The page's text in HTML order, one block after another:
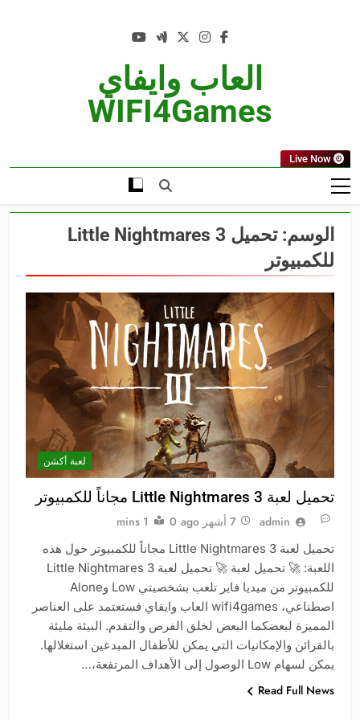
العاب وايفاي
WIFI4Games
Live Now
الوسم:
تحميل Little Nightmares 3
للكمبيوتر
لعبة أكشن
تحميل لعبة Little Nightmares 3 مجاناً للكمبيوتر
admin 7 أشهر ago 0
1 mins
تحميل لعبة Little Nightmares 3 مجاناً للكمبيوتر حول هذه
اللعبة: 🚀 تحميل لعبة 🚀 تحميل لعبة Little Nightmares 3
للكمبيوتر من ميديا فاير تلعب بشخصيتي Low وAlone
اصطناعي، wifi4games العاب وايفاي فستعتمد على العناصر
المميزة لبعضكما البعض لخلق الفرص والتقدم. البيئة مليئة
بالقرائن والإمكانيات التي يمكن للأطفال المبدعين استغلالها.
يمكن لسهام Low الوصول إلى الأهداف المرتفعة،…
Read Full News